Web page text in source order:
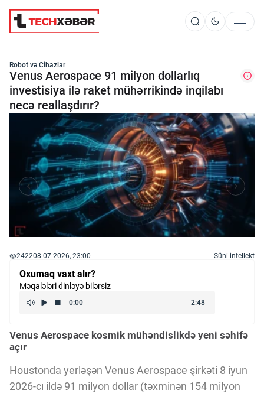
Süni İntellekt
Elm və Kosmos
Texnoloji İnkişaf
İnnovasiya və Startaplar
Robot və Cihazlar
Kriptovalyuta
İSTIFADƏ ŞƏRTLƏRİ
Robot və Cihazlar
Venus Aerospace 91 milyon dollarlıq
investisiya ilə raket mühərrikində inqilabı
necə reallaşdırır?
242208.07.2026, 23:00 Süni intellekt
Oxumaq vaxt alır?
Məqalələri dinləyə bilərsiz
Venus Aerospace kosmik mühəndislikdə yeni səhifə
açır
Houstonda yerləşən Venus Aerospace şirkəti 8 iyun
2026-cı ildə 91 milyon dollar (təxminən 154 milyon